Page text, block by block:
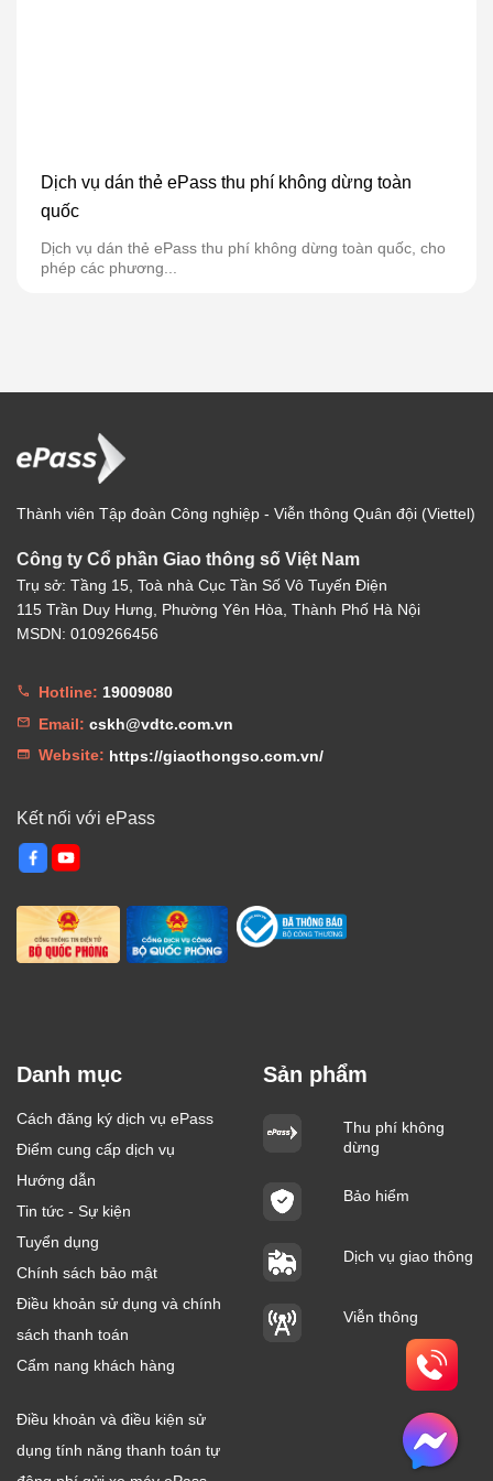
Dịch vụ dán thẻ ePass thu phí không dừng toàn
quốc
Dịch vụ dán thẻ ePass thu phí không dừng toàn quốc, cho
phép các phương...
Thành viên Tập đoàn Công nghiệp - Viễn thông Quân đội (Viettel)
Công ty Cổ phần Giao thông số Việt Nam
Trụ sở: Tầng 15, Toà nhà Cục Tần Số Vô Tuyến Điện
115 Trần Duy Hưng, Phường Yên Hòa, Thành Phố Hà Nội
MSDN: 0109266456
Hotline: 19009080
Email: cskh@vdtc.com.vn
Website: https://giaothongso.com.vn/
Kết nối với ePass
Danh mục
Cách đăng ký dịch vụ ePass
Điểm cung cấp dịch vụ
Hướng dẫn
Tin tức - Sự kiện
Tuyển dụng
Chính sách bảo mật
Điều khoản sử dụng và chính
sách thanh toán
Cẩm nang khách hàng
Điều khoản và điều kiện sử
dụng tính năng thanh toán tự
Sản phẩm
Thu phí không
dừng
Bảo hiểm
Dịch vụ giao thông
Viễn thông